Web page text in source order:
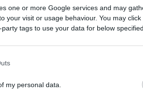
one or more Google services and may
your visit or usage behaviour. You may
tags to use your data for below
my personal data.
noti, in altri hanno